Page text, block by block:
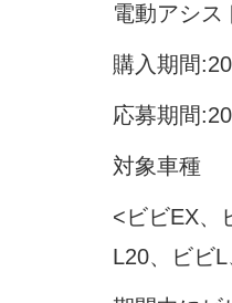
電動アシス
購入期間
応募期間
対象車種
<ビビEX、
L20、ビビ